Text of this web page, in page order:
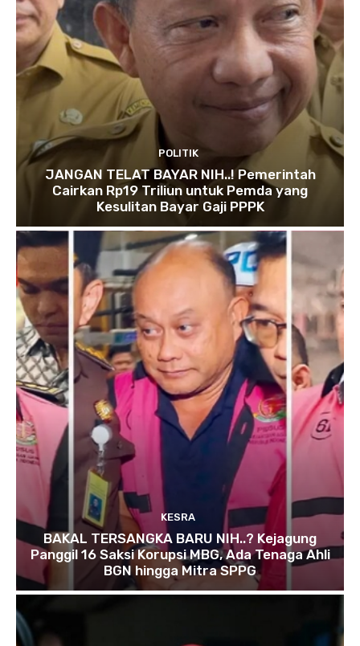
POLITIK
JANGAN TELAT BAYAR NIH..! Pemerintah
Cairkan Rp19 Triliun untuk Pemda yang
Kesulitan Bayar Gaji PPPK
KESRA
BAKAL TERSANGKA BARU NIH..? Kejagung
Panggil 16 Saksi Korupsi MBG, Ada Tenaga Ahli
BGN hingga Mitra SPPG